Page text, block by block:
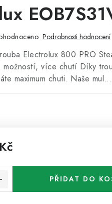
Podrobnosti hodnocení
Electrolux 800 PRO
možností, více chutí Díky
maximum chuti. Naše mul…
PŘIDAT DO